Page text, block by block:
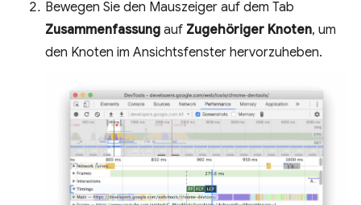
Bewegen Sie den Mauszeiger auf dem Tab
Zusammenfassung auf Zugehöriger Knoten, um
den Knoten im Ansichtsfenster hervorzuheben.